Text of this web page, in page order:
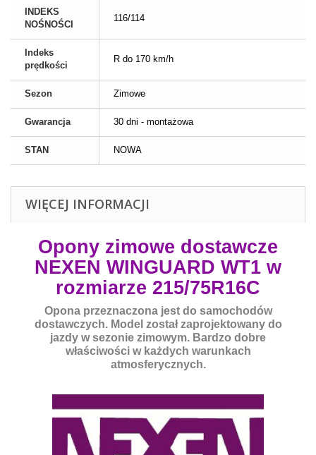
INDEKS
NOŚNOŚCI
116/114
Indeks
prędkości
R do 170 km/h
Sezon Zimowe
Gwarancja 30 dni - montażowa
STAN NOWA
WIĘCEJ INFORMACJI
Opony zimowe dostawcze
NEXEN WINGUARD WT1 w
rozmiarze 215/75R16C
Opona przeznaczona jest do samochodów
dostawczych. Model został zaprojektowany do
jazdy w sezonie zimowym. Bardzo dobre
właściwości w każdych warunkach
atmosferycznych.